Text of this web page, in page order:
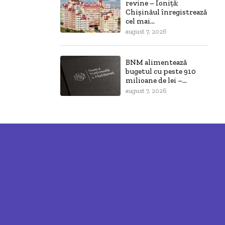
revine – Ioniță:
Chișinăul înregistrează
cel mai...
august 7, 2026
BNM alimentează
bugetul cu peste 910
milioane de lei –...
august 7, 2026